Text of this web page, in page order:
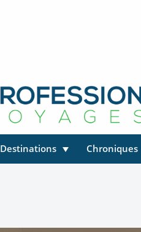
Destinations Chroniques